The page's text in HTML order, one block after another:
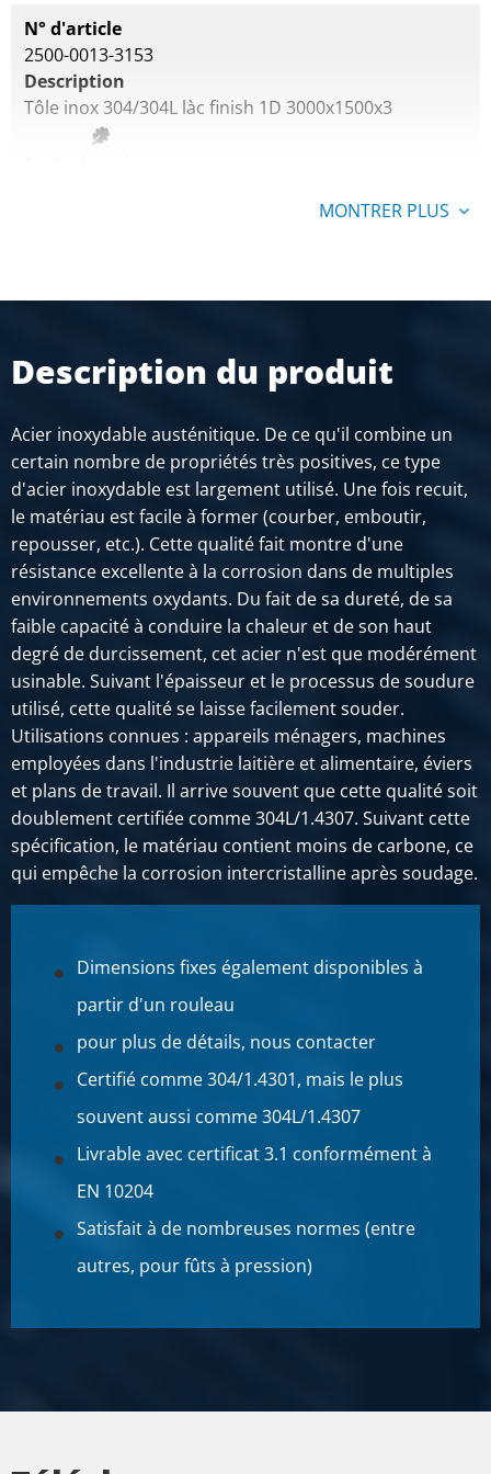
N° d'article
2500-0013-3153
Description
Tôle inox 304/304L làc finish 1D 3000x1500x3
Tôle inox 304/304L làc finish 1D 6000x1500x3
Poids des pièces en kg
216,00
Prix brut
SÉLECTIONNER
N° d'article
2500-0013-214
Description
Tôle inox 304/304L làc finish 1D 2000x1000x4
Poids des pièces en kg
64,00
Prix brut
SÉLECTIONNER
N° d'article
2500-0013-251254
Description
Tôle inox 304/304L làc finish 1D 2500x1250x4
100,00
Prix brut
N° d'article
Description
Tôle inox 304/304L làc finish 1D 3000x1500x4
144,00
Prix brut
N° d'article
Tôle inox 304/304L làc finish 1D 4000x1500x4
MONTRER PLUS
Description du produit
Acier inoxydable austénitique. De ce qu'il combine un
certain nombre de propriétés très positives, ce type
d'acier inoxydable est largement utilisé. Une fois recuit,
le matériau est facile à former (courber, emboutir,
repousser, etc.). Cette qualité fait montre d'une
résistance excellente à la corrosion dans de multiples
environnements oxydants. Du fait de sa dureté, de sa
faible capacité à conduire la chaleur et de son haut
degré de durcissement, cet acier n'est que modérément
usinable. Suivant l'épaisseur et le processus de soudure
utilisé, cette qualité se laisse facilement souder.
Utilisations connues : appareils ménagers, machines
employées dans l'industrie laitière et alimentaire, éviers
et plans de travail. Il arrive souvent que cette qualité soit
doublement certifiée comme 304L/1.4307. Suivant cette
spécification, le matériau contient moins de carbone, ce
qui empêche la corrosion intercristalline après soudage.
Dimensions fixes également disponibles à
partir d'un rouleau
pour plus de détails, nous contacter
Certifié comme 304/1.4301, mais le plus
souvent aussi comme 304L/1.4307
Livrable avec certificat 3.1 conformément à
EN 10204
Satisfait à de nombreuses normes (entre
autres, pour fûts à pression)